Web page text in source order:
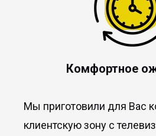
Комфортное
Мы приготовили для Вас
клиентскую зону с